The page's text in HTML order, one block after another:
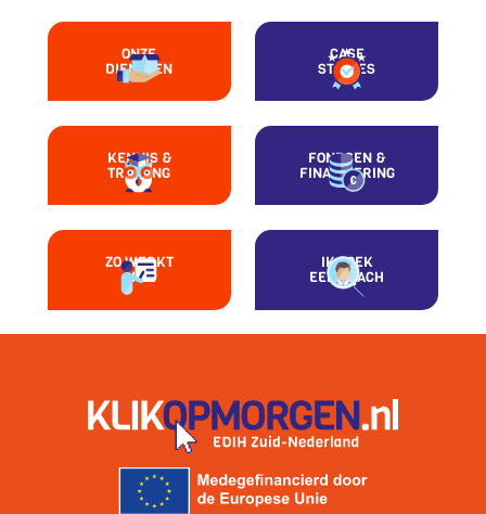
ONZE
DIENSTEN
CASE
STUDIES
KENNIS &
TRAINING
FONDSEN &
FINANCIERING
ZO WERKT
HET
IK ZOEK
EEN COACH